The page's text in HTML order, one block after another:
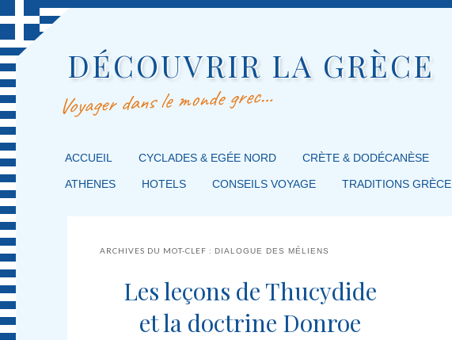
DÉCOUVRIR LA GRÈCE
Voyager dans le monde grec…
MENU PRINCIPAL
MASQUER LA NAVIGATION PRINCIPALE
MASQUER LA NAVIGATION SECONDAIRE
ACCUEIL CYCLADES & EGÉE NORD CRÈTE & DODÉCANÈSE
ATHENES HOTELS CONSEILS VOYAGE TRADITIONS GRÈCE
ARCHIVES DU MOT-CLEF :DIALOGUE DES MÉLIENS
Les leçons de Thucydide
et la doctrine Donroe